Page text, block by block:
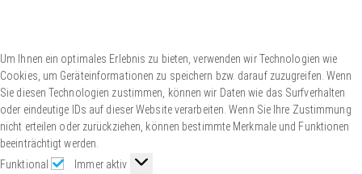
Um Ihnen ein optimales Erlebnis zu bieten, verwenden wir Technologien wie
Cookies, um Geräteinformationen zu speichern bzw. darauf zuzugreifen. Wenn
Sie diesen Technologien zustimmen, können wir Daten wie das Surfverhalten
oder eindeutige IDs auf dieser Website verarbeiten. Wenn Sie Ihre Zustimmung
nicht erteilen oder zurückziehen, können bestimmte Merkmale und Funktionen
beeinträchtigt werden.
Funktional
Immer aktiv